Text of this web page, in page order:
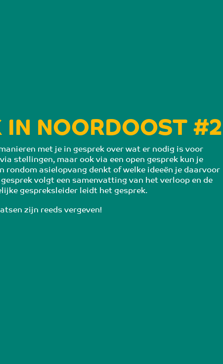
IN NOORDOOST #2
met je in gesprek over wat er nodig is voor
stellingen, maar ook via een open gesprek kun je
rondom asielopvang denkt of welke ideeën je daarvoor
volgt een samenvatting van het verloop en de
gespreksleider leidt het gesprek.
zijn reeds vergeven!